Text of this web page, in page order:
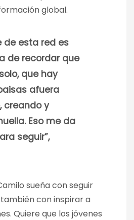
global.
de esta red es
de recordar que
que hay
afuera
creando y
Eso me da
seguir”,
sueña con seguir
con inspirar a
Quiere que los jóvenes